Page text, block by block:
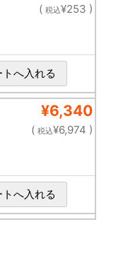
( 税込¥253 )
¥6,340
( 税込¥6,974 )